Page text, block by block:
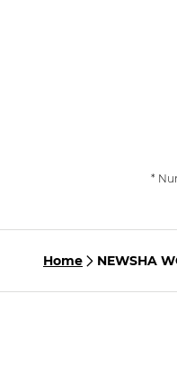
*
Home
NEWSHA